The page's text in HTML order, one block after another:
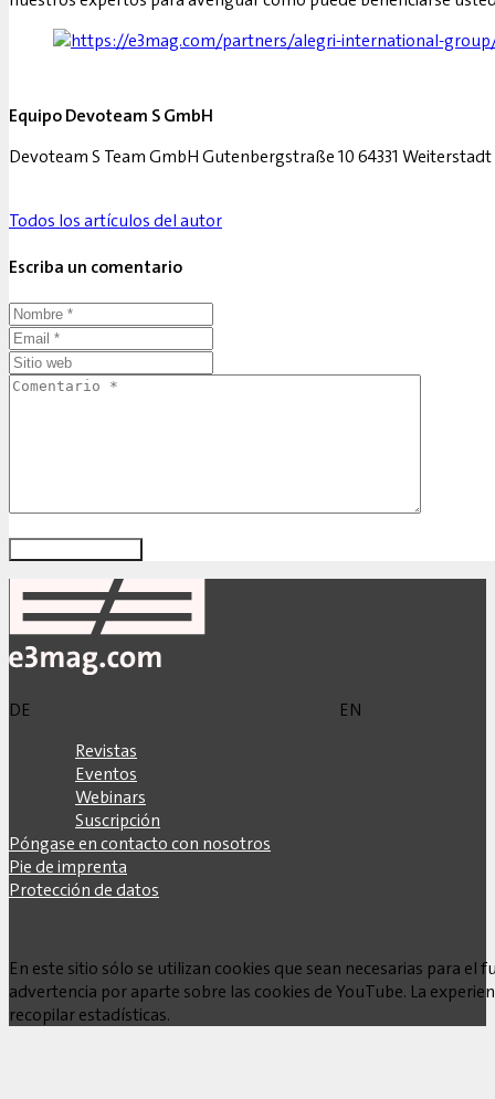
Equipo Devoteam S GmbH
Devoteam S Team GmbH Gutenbergstraße 10 64331
Todos los artículos del autor
Escriba un comentario
DE
EN
Revistas
Eventos
Webinars
Suscripción
Póngase en contacto con nosotros
Pie de imprenta
Protección de datos
En este sitio sólo se utilizan cookies que sean necesarias para
advertencia por aparte sobre las cookies de YouTube. La
recopilar estadísticas.